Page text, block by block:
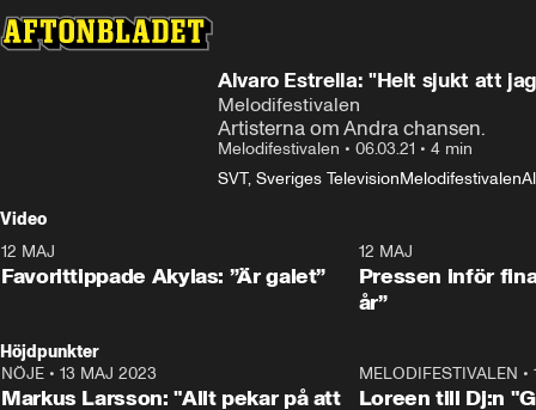
Alvaro Estrella: "Helt sjukt att
Melodifestivalen
Artisterna om Andra chansen.
Melodifestivalen • 06.03.21 • 4 min
SVT, Sveriges TelevisionMelodifestivalen
Video
12 MAJ
Favorittippade Akylas: ”Är galet”
12 MAJ
Pressen inför
år”
Höjdpunkter
NÖJE • 13 MAJ 2023
Markus Larsson: "Allt pekar på att
MELODIFESTIVALEN •
Loreen till Dj:n